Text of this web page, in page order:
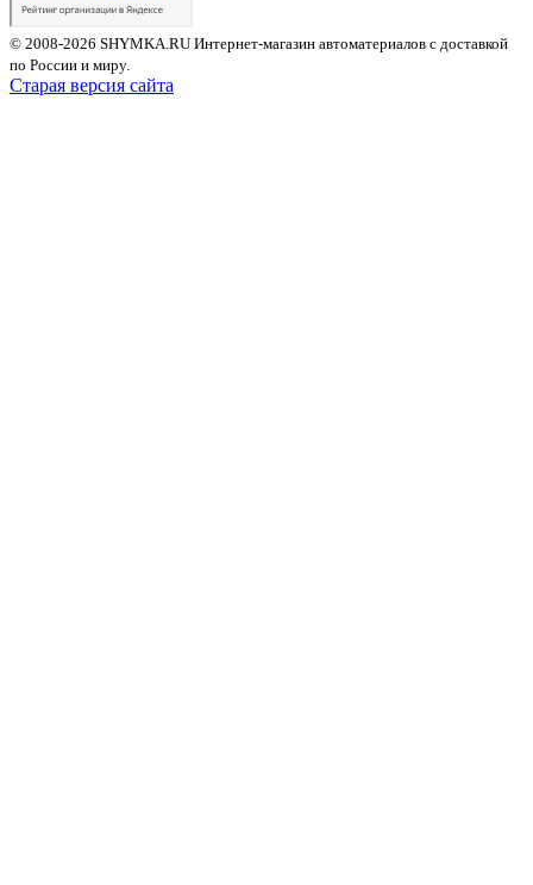
© 2008-2026 SHYMKA.RU Интернет-магазин автоматериалов с доставкой
по России и миру.
Старая версия сайта